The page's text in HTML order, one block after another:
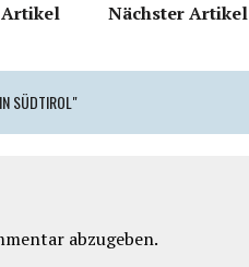
Nächster Artikel
SÜDTIROL"
abzugeben.